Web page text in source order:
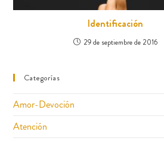
Identificación
29 de septiembre de 2016
Categorías
Amor-Devoción
Atención